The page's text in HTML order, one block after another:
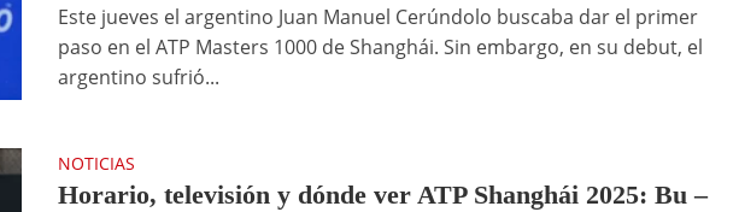
Este jueves el argentino Juan Manuel Cerúndolo buscaba dar el primer
paso en el ATP Masters 1000 de Shanghái. Sin embargo, en su debut, el
argentino sufrió...
NOTICIAS
Horario, televisión y dónde ver ATP Shanghái 2025: Bu –